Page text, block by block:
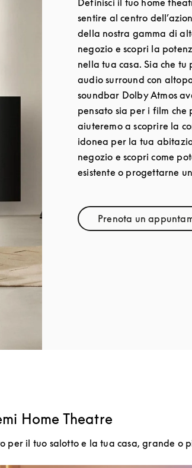
Definisci il tuo home
sentire al centro
della nostra gamma di
negozio e scopri la
nella tua casa. Sia che tu
audio surround con
soundbar Dolby Atmos
pensato sia per i film che
aiuteremo a scoprire la
idonea per la tua
negozio e scopri come
esistente o progettarne
Prenota un Link
Home Theatre
per il tuo salotto e la tua casa, grande o